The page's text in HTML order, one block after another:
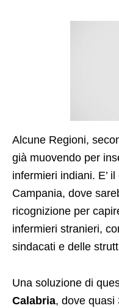
Alcune Regioni,
già muovendo per
infermieri indiani. E’
Campania, dove
ricognizione per
infermieri stranieri,
sindacati e delle
Una soluzione di
Calabria, dove quasi